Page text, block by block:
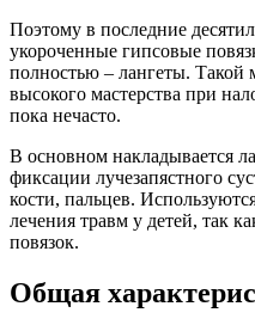
Поэтому в последние
укороченные гипсовые
полностью – лангеты. Такой
высокого мастерства при
пока нечасто.
В основном накладывается
фиксации лучезапястного
кости, пальцев.
лечения травм у детей, так
повязок.
Общая